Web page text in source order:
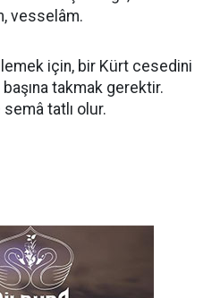
vesselâm.
için, bir Kürt cesedini
takmak gerektir.
tatlı olur.